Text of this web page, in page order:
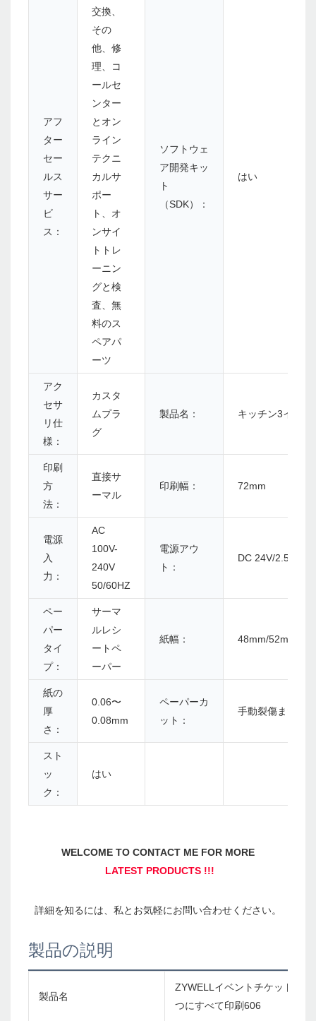
アフ
ター
セー
ルス
サー
ビ
ス：
交換、
その
他、修
理、コ
ールセ
ンター
とオン
ライン
テクニ
カルサ
ポー
ト、オ
ンサイ
トトレ
ーニン
グと検
査、無
料のス
ペアパ
ーツ
ソフトウェ
ア開発キッ
ト
（SDK）：
はい
アク
セサ
リ仕
様：
カスタ
ムプラ
グ
製品名： キッチン3インチ
印刷
方
法：
直接サ
ーマル
印刷幅： 72mm
電源
入
力：
AC
100V-
240V
50/60HZ
電源アウ
ト：
DC 24V/2.5A
ペー
パー
タイ
プ：
サーマ
ルレシ
ートペ
ーパー
紙幅： 48mm/52mm/
紙の
厚
さ：
0.06〜
0.08mm
ペーパーカ
ット：
手動裂傷または
スト
ッ
ク：
はい
製品の説明
製品名
ZYWELLイベントチケットプ
つにすべて印刷606